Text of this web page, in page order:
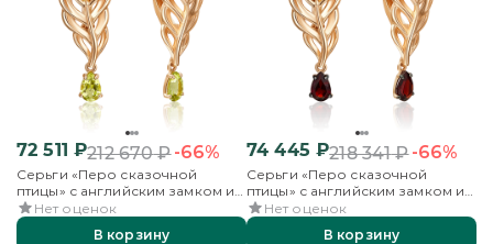
72 511 ₽212 670₽-66%
Серьги «Перо сказочной
птицы» с английским замком из
красного золота с
хризолитами
Нет оценок
В корзину
74 445 ₽218 341₽-66%
Серьги «Перо сказочной
птицы» с английским замком из
красного золота с гранатами
Нет оценок
В корзину